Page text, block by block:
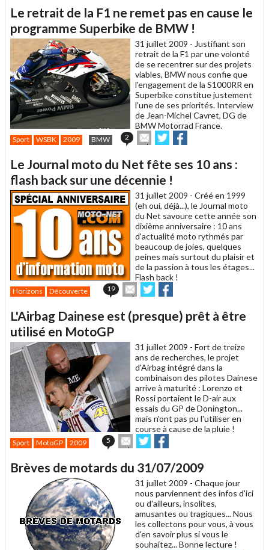
à
un
ami
Le retrait de la F1 ne remet pas en cause le
programme Superbike de BMW !
31 juillet 2009 - Justifiant son
retrait de la F1 par une volonté
de se recentrer sur des projets
viables, BMW nous confie que
l'engagement de la S1000RR en
Superbike constitue justement
l'une de ses priorités. Interview
de Jean-Michel Cavret, DG de
BMW Motorrad France.
Sport WSBK 2009 BMW 2
Envoyer
cet
à
un
ami
Partager
sur sur
Le Journal moto du Net fête ses 10 ans :
flash back sur une décennie !
31 juillet 2009 - Créé en 1999
(eh oui, déjà...), le Journal moto
du Net savoure cette année son
dixième anniversaire : 10 ans
d'actualité moto rythmés par
beaucoup de joies, quelques
peines mais surtout du plaisir et
de la passion à tous les étages...
Flash back !
Horizons Découverte 19
Envoyer
cet
à
Partager
sur sur
L'Airbag Dainese est (presque) prêt à être
utilisé en MotoGP
31 juillet 2009 - Fort de treize
ans de recherches, le projet
d'Airbag intégré dans la
combinaison des pilotes Dainese
arrive à maturité : Lorenzo et
Rossi portaient le D-air aux
essais du GP de Donington...
mais n'ont pas pu l'utiliser en
course à cause de la pluie !
Sport MotoGP 2009 5
Envoyer
cet
à
Partager
sur sur
Brèves de motards du 31/07/2009
31 juillet 2009 - Chaque jour
nous parviennent des infos d'ici
ou d'ailleurs, insolites,
amusantes ou tragiques... Nous
les collectons pour vous, à vous
d'en savoir plus si vous le
souhaitez... Bonne lecture !